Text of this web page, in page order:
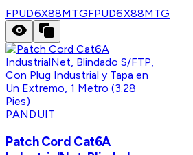
FPUD6X88MTGFPUD6X88MTG
PANDUIT
Patch Cord Cat6A